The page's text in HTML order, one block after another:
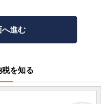
を知る